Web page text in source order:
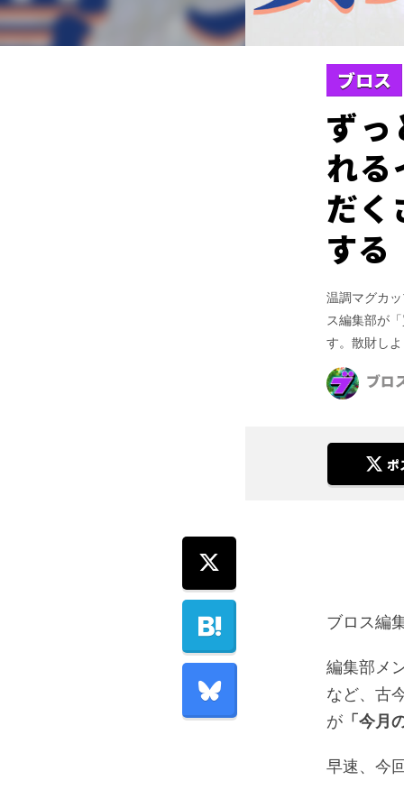
ブロス
ずっ
れる
だく
する
温調マグカ
ス編集部が
す。散財し
ブロ
ポ
ブロス編
編集部メ
など、古
が 「今月
早速、今